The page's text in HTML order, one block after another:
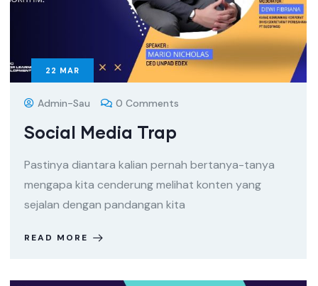
22 MAR
Admin-Sau 0 Comments
Social Media Trap
Pastinya diantara kalian pernah bertanya-tanya
mengapa kita cenderung melihat konten yang
sejalan dengan pandangan kita
READ MORE